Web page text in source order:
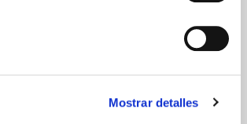
Mostrar detalles